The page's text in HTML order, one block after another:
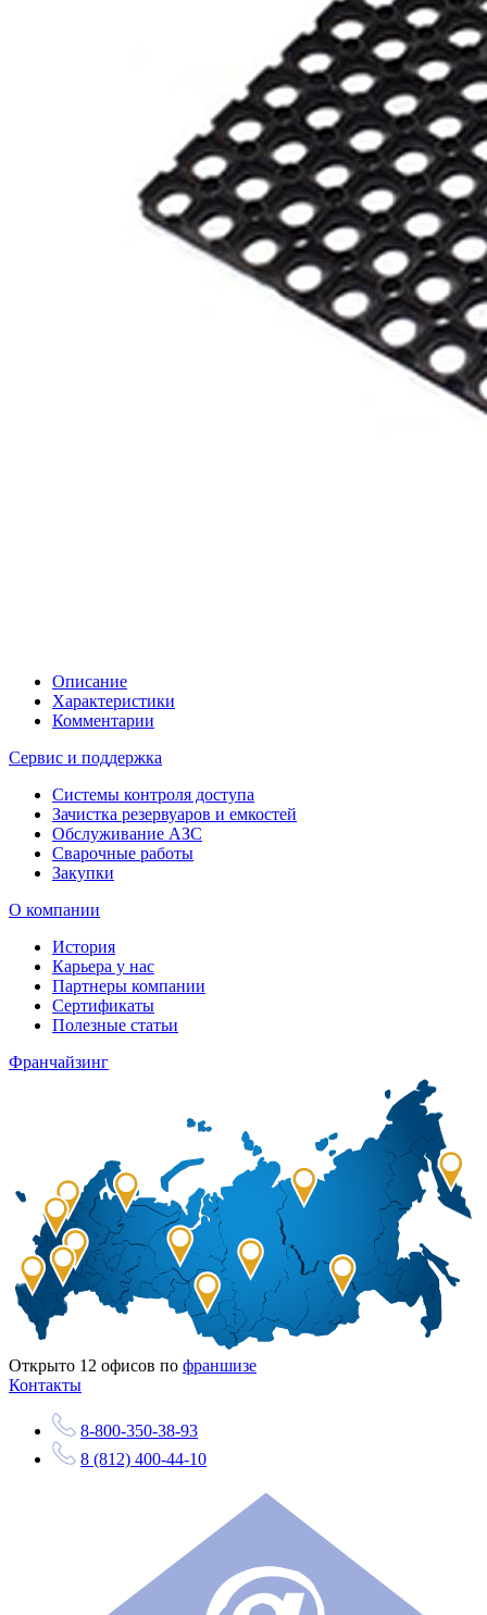
Описание
Характеристики
Комментарии
Сервис и поддержка
Системы контроля доступа
Зачистка резервуаров и емкостей
Обслуживание АЗС
Сварочные работы
Закупки
О компании
История
Карьера у нас
Партнеры компании
Сертификаты
Полезные статьи
Франчайзинг
Открыто 12 офисов по франшизе
Контакты
8-800-350-38-93
8 (812) 400-44-10